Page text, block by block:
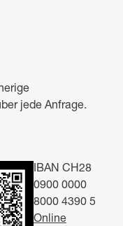
jede Anfrage.
IBAN CH28
0900 0000
8000 4390 5
Online